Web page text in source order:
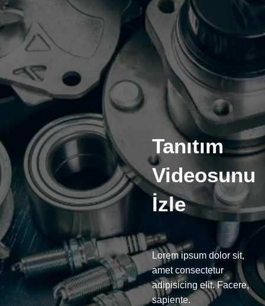
Tanıtım
Videosunu
İzle
Lorem ipsum dolor sit,
amet consectetur
adipisicing elit. Facere,
sapiente.